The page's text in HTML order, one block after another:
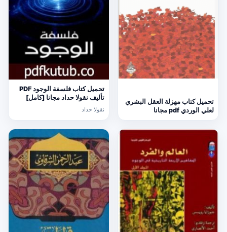
تحميل كتاب مهزلة العقل البشري
لعلي الوردي pdf مجانا
تحميل كتاب فلسفة الوجود PDF
تأليف نقولا حداد مجانا [كامل]
نقولا حداد